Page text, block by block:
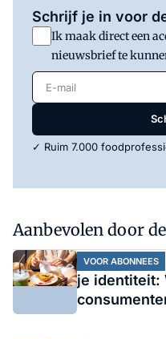
Schrijf je in voor
Ik maak direct een
nieuwsbrief te
E-mail
✓ Ruim 7.000
Aanbevolen door
VOOR ABONNEES
je identiteit: